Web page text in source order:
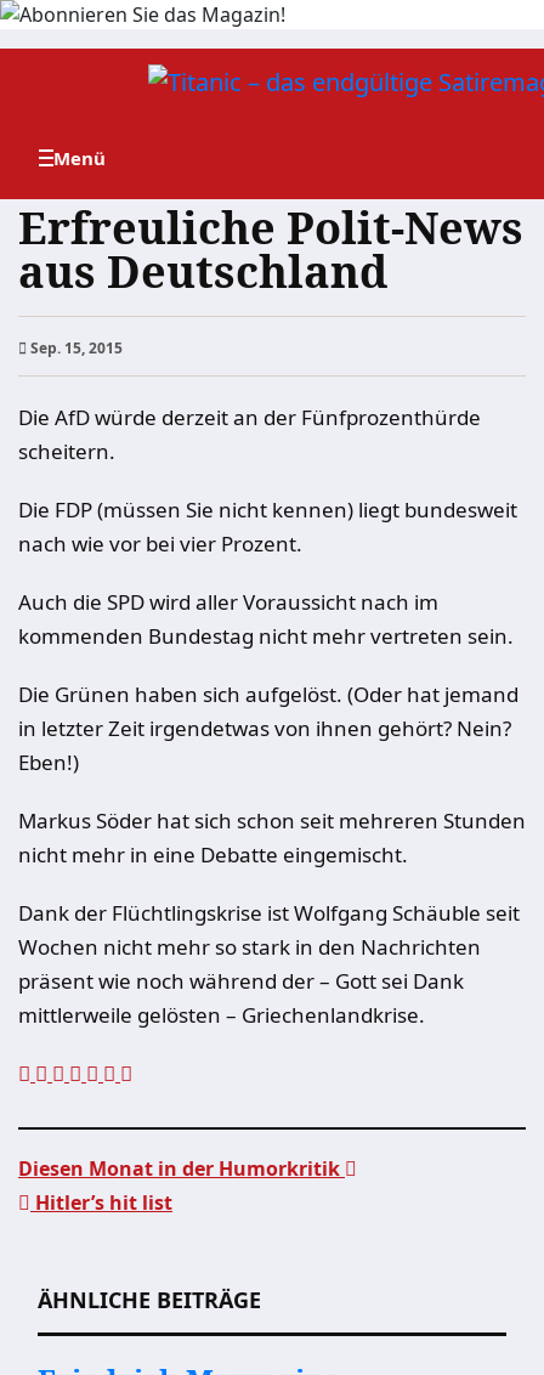
Zum
Erfreuliche Polit-News
aus Deutschland
Sep. 15, 2015
Die AfD würde derzeit an der Fünfprozenthürde
scheitern.
Die FDP (müssen Sie nicht kennen) liegt bundesweit
nach wie vor bei vier Prozent.
Auch die SPD wird aller Voraussicht nach im
kommenden Bundestag nicht mehr vertreten sein.
Die Grünen haben sich aufgelöst. (Oder hat jemand
in letzter Zeit irgendetwas von ihnen gehört? Nein?
Eben!)
Markus Söder hat sich schon seit mehreren Stunden
nicht mehr in eine Debatte eingemischt.
Dank der Flüchtlingskrise ist Wolfgang Schäuble seit
Wochen nicht mehr so stark in den Nachrichten
präsent wie noch während der – Gott sei Dank
mittlerweile gelösten – Griechenlandkrise.
Diesen Monat in der Humorkritik
Hitler’s hit list
ÄHNLICHE BEITRÄGE